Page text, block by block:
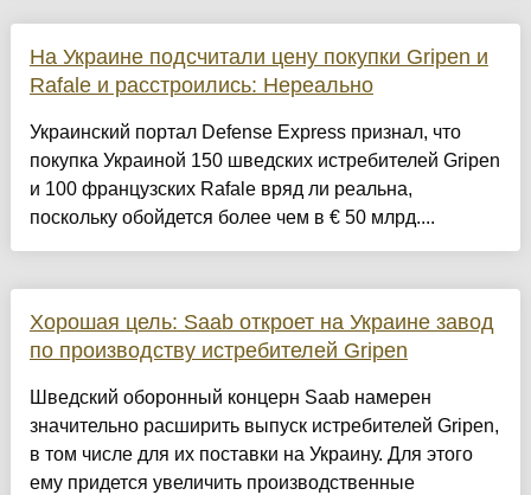
На Украине подсчитали цену покупки Gripen и
Rafale и расстроились: Нереально
Украинский портал Defense Express признал, что
покупка Украиной 150 шведских истребителей Gripen
и 100 французских Rafale вряд ли реальна,
поскольку обойдется более чем в € 50 млрд....
Хорошая цель: Saab откроет на Украине завод
по производству истребителей Gripen
Шведский оборонный концерн Saab намерен
значительно расширить выпуск истребителей Gripen,
в том числе для их поставки на Украину. Для этого
ему придется увеличить производственные